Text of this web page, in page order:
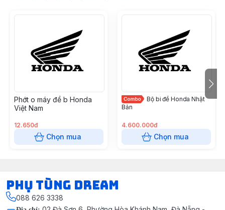
Phớt o máy đề b Honda
Việt Nam
12.650đ
Chọn mua
Bộ bi đề Honda Nhật
Bản
4.600.000đ
Chọn mua
Phụ Tùng Dream
088 626 3338